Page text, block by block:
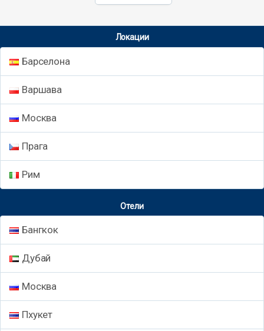
Локации
Барселона
Варшава
Москва
Прага
Рим
Отели
Бангкок
Дубай
Москва
Пхукет